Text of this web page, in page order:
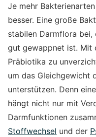
Je mehr
besser. Eine große
stabilen Darmflora
gut gewappnet ist. Mit
Präbiotika zu
um das Gleichgewicht
unterstützen. Denn
hängt nicht nur mit
Darmfunktionen
Stoffwechsel und der